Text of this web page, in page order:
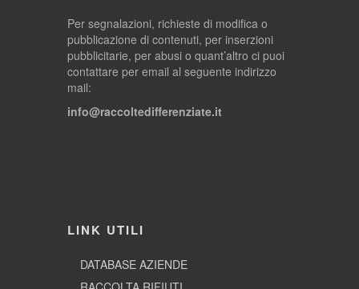
Per segnalazioni, richieste di modifica o
pubblicazione di contenuti, per inserzioni
pubblicitarie, per abusi o quant’altro ci puoi
contattare per email al seguente indirizzo
mail:
info@raccoltedifferenziate.it
LINK UTILI
DATABASE AZIENDE